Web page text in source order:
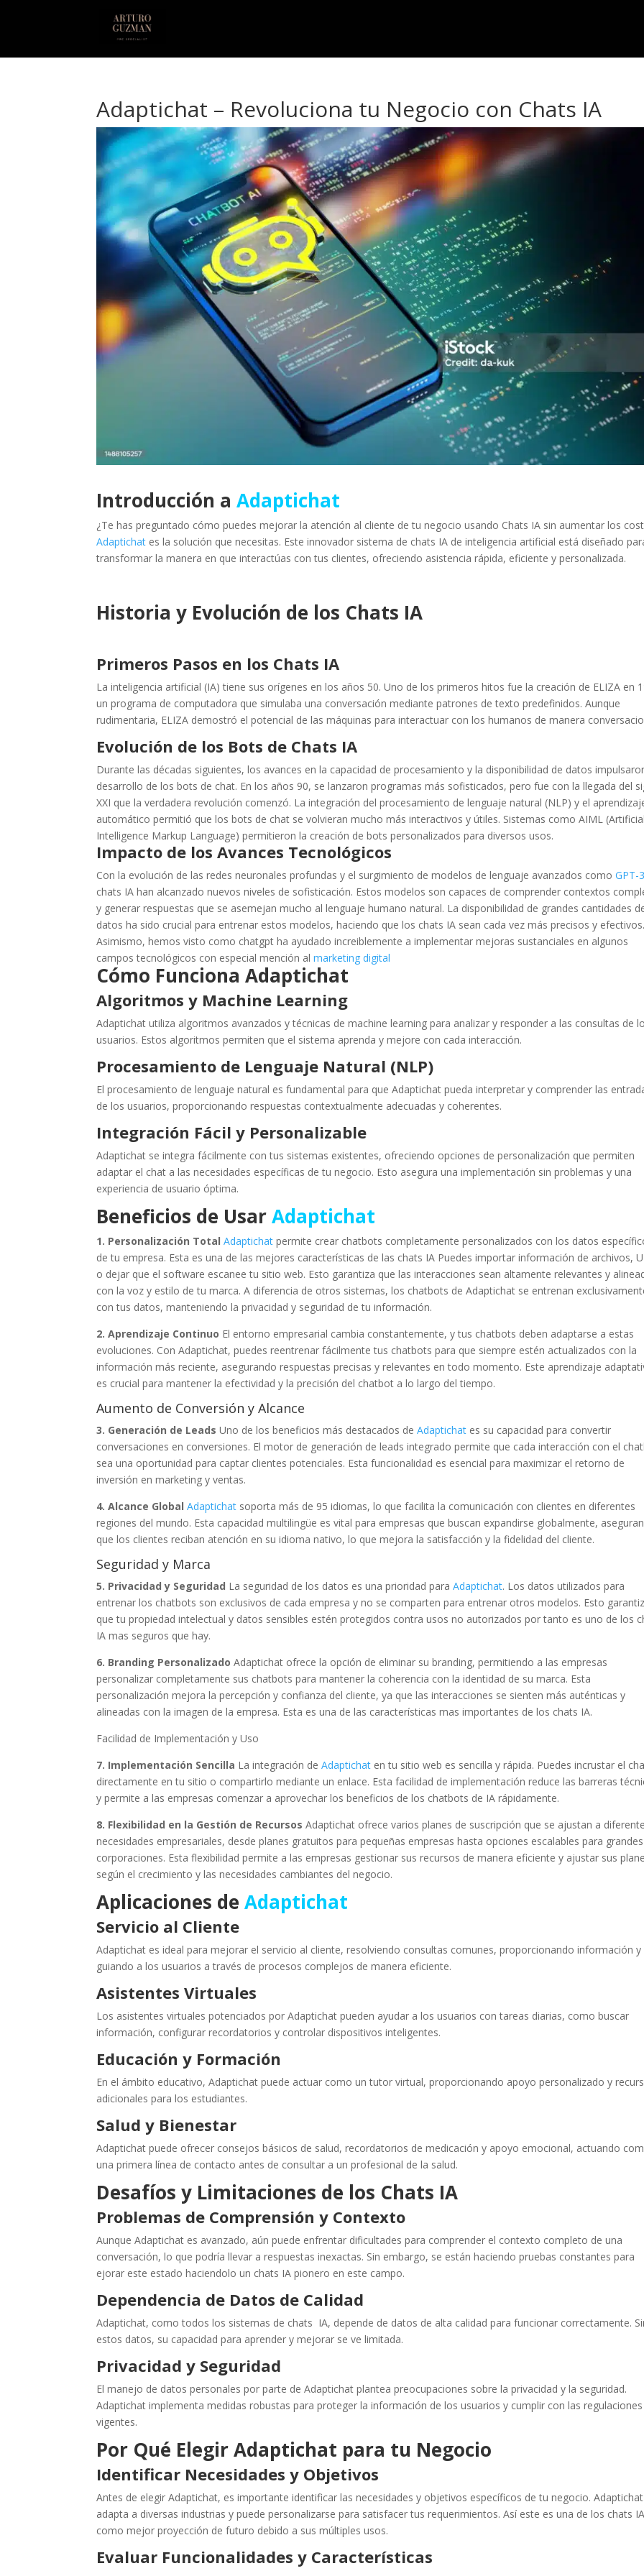
Adaptichat – Revoluciona tu Negocio con Chats IA
Introducción aAdaptichat
¿Te has preguntado cómo puedes mejorar la atención al cliente de tu negocio usando Chats IA sin aumentar los
Adaptichat es la solución que necesitas. Este innovador sistema de chats IA de inteligencia artificial está diseñado
transformar la manera en que interactúas con tus clientes, ofreciendo asistencia rápida, eficiente y personalizada.
Historia y Evolución de los Chats IA
Primeros Pasos en los Chats IA
La inteligencia artificial (IA) tiene sus orígenes en los años 50. Uno de los primeros hitos fue la creación de ELIZA en
un programa de computadora que simulaba una conversación mediante patrones de texto predefinidos. Aunque
rudimentaria, ELIZA demostró el potencial de las máquinas para interactuar con los humanos de manera
Evolución de los Bots de Chats IA
Durante las décadas siguientes, los avances en la capacidad de procesamiento y la disponibilidad de datos
desarrollo de los bots de chat. En los años 90, se lanzaron programas más sofisticados, pero fue con la llegada del
XXI que la verdadera revolución comenzó. La integración del procesamiento de lenguaje natural (NLP) y el
automático permitió que los bots de chat se volvieran mucho más interactivos y útiles. Sistemas como AIML (Artificial
Intelligence Markup Language) permitieron la creación de bots personalizados para diversos usos.
Impacto de los Avances Tecnológicos
Con la evolución de las redes neuronales profundas y el surgimiento de modelos de lenguaje avanzados comoGPT-3
chats IA han alcanzado nuevos niveles de sofisticación. Estos modelos son capaces de comprender contextos
y generar respuestas que se asemejan mucho al lenguaje humano natural. La disponibilidad de grandes cantidades
datos ha sido crucial para entrenar estos modelos, haciendo que los chats IA sean cada vez más precisos y efectivos.
Asimismo, hemos visto como chatgpt ha ayudado increiblemente a implementar mejoras sustanciales en algunos
campos tecnológicos con especial mención almarketing digital
Cómo Funciona Adaptichat
Algoritmos y Machine Learning
Adaptichat utiliza algoritmos avanzados y técnicas de machine learning para analizar y responder a las consultas de
usuarios. Estos algoritmos permiten que el sistema aprenda y mejore con cada interacción.
Procesamiento de Lenguaje Natural (NLP)
El procesamiento de lenguaje natural es fundamental para que Adaptichat pueda interpretar y comprender las
de los usuarios, proporcionando respuestas contextualmente adecuadas y coherentes.
Integración Fácil y Personalizable
Adaptichat se integra fácilmente con tus sistemas existentes, ofreciendo opciones de personalización que permiten
adaptar el chat a las necesidades específicas de tu negocio. Esto asegura una implementación sin problemas y una
experiencia de usuario óptima.
Beneficios de UsarAdaptichat
1. Personalización Total Adaptichat permite crear chatbots completamente personalizados con los datos
de tu empresa. Esta es una de las mejores características de las chats IA Puedes importar información de archivos,
o dejar que el software escanee tu sitio web. Esto garantiza que las interacciones sean altamente relevantes y
con la voz y estilo de tu marca. A diferencia de otros sistemas, los chatbots de Adaptichat se entrenan
con tus datos, manteniendo la privacidad y seguridad de tu información.
2. Aprendizaje Continuo El entorno empresarial cambia constantemente, y tus chatbots deben adaptarse a estas
evoluciones. Con Adaptichat, puedes reentrenar fácilmente tus chatbots para que siempre estén actualizados con la
información más reciente, asegurando respuestas precisas y relevantes en todo momento. Este aprendizaje
es crucial para mantener la efectividad y la precisión del chatbot a lo largo del tiempo.
Aumento de Conversión y Alcance
3. Generación de Leads Uno de los beneficios más destacados deAdaptichat es su capacidad para convertir
conversaciones en conversiones. El motor de generación de leads integrado permite que cada interacción con el
sea una oportunidad para captar clientes potenciales. Esta funcionalidad es esencial para maximizar el retorno de
inversión en marketing y ventas.
4. Alcance Global Adaptichat soporta más de 95 idiomas, lo que facilita la comunicación con clientes en diferentes
regiones del mundo. Esta capacidad multilingüe es vital para empresas que buscan expandirse globalmente,
que los clientes reciban atención en su idioma nativo, lo que mejora la satisfacción y la fidelidad del cliente.
Seguridad y Marca
5. Privacidad y Seguridad La seguridad de los datos es una prioridad paraAdaptichat. Los datos utilizados para
entrenar los chatbots son exclusivos de cada empresa y no se comparten para entrenar otros modelos. Esto
que tu propiedad intelectual y datos sensibles estén protegidos contra usos no autorizados por tanto es uno de los
IA mas seguros que hay.
6. Branding Personalizado Adaptichat ofrece la opción de eliminar su branding, permitiendo a las empresas
personalizar completamente sus chatbots para mantener la coherencia con la identidad de su marca. Esta
personalización mejora la percepción y confianza del cliente, ya que las interacciones se sienten más auténticas y
alineadas con la imagen de la empresa. Esta es una de las características mas importantes de los chats IA.
Facilidad de Implementación y Uso
7. Implementación Sencilla La integración deAdaptichat en tu sitio web es sencilla y rápida. Puedes incrustar el
directamente en tu sitio o compartirlo mediante un enlace. Esta facilidad de implementación reduce las barreras
y permite a las empresas comenzar a aprovechar los beneficios de los chatbots de IA rápidamente.
8. Flexibilidad en la Gestión de Recursos Adaptichat ofrece varios planes de suscripción que se ajustan a
necesidades empresariales, desde planes gratuitos para pequeñas empresas hasta opciones escalables para grandes
corporaciones. Esta flexibilidad permite a las empresas gestionar sus recursos de manera eficiente y ajustar sus
según el crecimiento y las necesidades cambiantes del negocio.
Aplicaciones deAdaptichat
Servicio al Cliente
Adaptichat es ideal para mejorar el servicio al cliente, resolviendo consultas comunes, proporcionando información y
guiando a los usuarios a través de procesos complejos de manera eficiente.
Asistentes Virtuales
Los asistentes virtuales potenciados por Adaptichat pueden ayudar a los usuarios con tareas diarias, como buscar
información, configurar recordatorios y controlar dispositivos inteligentes.
Educación y Formación
En el ámbito educativo, Adaptichat puede actuar como un tutor virtual, proporcionando apoyo personalizado y
adicionales para los estudiantes.
Salud y Bienestar
Adaptichat puede ofrecer consejos básicos de salud, recordatorios de medicación y apoyo emocional, actuando
una primera línea de contacto antes de consultar a un profesional de la salud.
Desafíos y Limitaciones de los Chats IA
Problemas de Comprensión y Contexto
Aunque Adaptichat es avanzado, aún puede enfrentar dificultades para comprender el contexto completo de una
conversación, lo que podría llevar a respuestas inexactas. Sin embargo, se están haciendo pruebas constantes para
ejorar este estado haciendolo un chats IA pionero en este campo.
Dependencia de Datos de Calidad
Adaptichat, como todos los sistemas de chats IA, depende de datos de alta calidad para funcionar correctamente.
estos datos, su capacidad para aprender y mejorar se ve limitada.
Privacidad y Seguridad
El manejo de datos personales por parte de Adaptichat plantea preocupaciones sobre la privacidad y la seguridad.
Adaptichat implementa medidas robustas para proteger la información de los usuarios y cumplir con las regulaciones
vigentes.
Por Qué ElegirAdaptichat para tu Negocio
Identificar Necesidades y Objetivos
Antes de elegir Adaptichat, es importante identificar las necesidades y objetivos específicos de tu negocio.
adapta a diversas industrias y puede personalizarse para satisfacer tus requerimientos. Así este es una de los chats IA
como mejor proyección de futuro debido a sus múltiples usos.
Evaluar Funcionalidades y Características